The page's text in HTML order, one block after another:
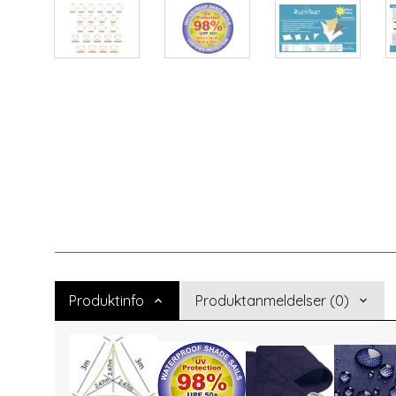
Produktinfo Produktanmeldelser (0)